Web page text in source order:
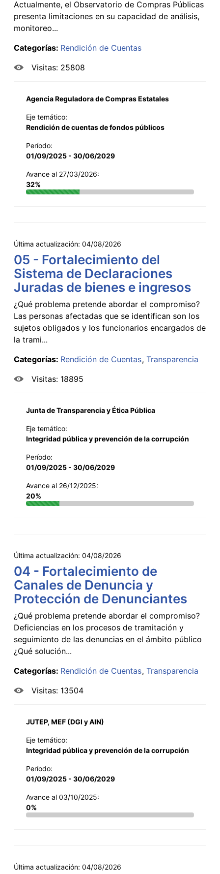
Actualmente, el Observatorio de Compras Públicas
presenta limitaciones en su capacidad de análisis,
monitoreo...
Categorías: Rendición de Cuentas
Visitas: 25808
Agencia Reguladora de Compras Estatales
Eje temático:
Rendición de cuentas de fondos públicos
Período:
01/09/2025 - 30/06/2029
Avance al 27/03/2026:
32%
Última actualización: 04/08/2026
05 - Fortalecimiento del
Sistema de Declaraciones
Juradas de bienes e ingresos
¿Qué problema pretende abordar el compromiso?
Las personas afectadas que se identifican son los
sujetos obligados y los funcionarios encargados de
la trami...
Categorías: Rendición de Cuentas Transparencia
Visitas: 18895
Junta de Transparencia y Ética Pública
Eje temático:
Integridad pública y prevención de la corrupción
Período:
01/09/2025 - 30/06/2029
Avance al 26/12/2025:
20%
Última actualización: 04/08/2026
04 - Fortalecimiento de
Canales de Denuncia y
Protección de Denunciantes
¿Qué problema pretende abordar el compromiso?
Deficiencias en los procesos de tramitación y
seguimiento de las denuncias en el ámbito público
¿Qué solución...
Categorías: Rendición de Cuentas Transparencia
Visitas: 13504
JUTEP, MEF (DGI y AIN)
Eje temático:
Integridad pública y prevención de la corrupción
Período:
01/09/2025 - 30/06/2029
Avance al 03/10/2025:
0%
Última actualización: 04/08/2026